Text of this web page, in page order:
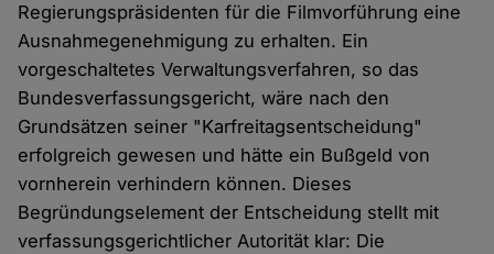
Regierungspräsidenten für die Filmvorführung eine
Ausnahmegenehmigung zu erhalten. Ein
vorgeschaltetes Verwaltungsverfahren, so das
Bundesverfassungsgericht, wäre nach den
Grundsätzen seiner "Karfreitagsentscheidung"
erfolgreich gewesen und hätte ein Bußgeld von
vornherein verhindern können. Dieses
Begründungselement der Entscheidung stellt mit
verfassungsgerichtlicher Autorität klar: Die